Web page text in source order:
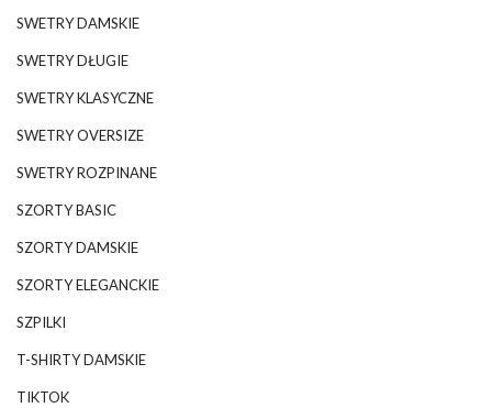
SWETRY DAMSKIE
SWETRY DŁUGIE
SWETRY KLASYCZNE
SWETRY OVERSIZE
SWETRY ROZPINANE
SZORTY BASIC
SZORTY DAMSKIE
SZORTY ELEGANCKIE
SZPILKI
T-SHIRTY DAMSKIE
TIKTOK